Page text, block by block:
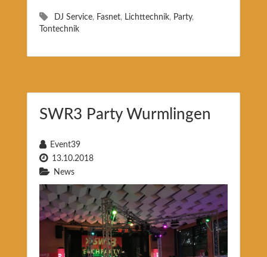
DJ Service, Fasnet, Lichttechnik, Party,
Tontechnik
SWR3 Party Wurmlingen
Event39
13.10.2018
News